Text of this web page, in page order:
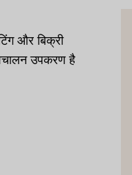
और बिक्री
उपकरण है